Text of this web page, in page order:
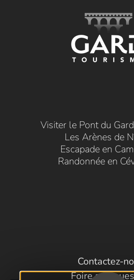
Visiter le Pont du
Les Arènes de
Escapade en
Randonnée en
Contactez-
Foire aux